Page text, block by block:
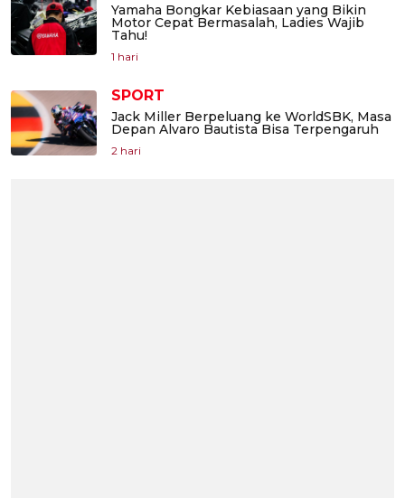
Yamaha Bongkar Kebiasaan yang Bikin
Motor Cepat Bermasalah, Ladies Wajib
Tahu!
1 hari
SPORT
Jack Miller Berpeluang ke WorldSBK, Masa
Depan Alvaro Bautista Bisa Terpengaruh
2 hari